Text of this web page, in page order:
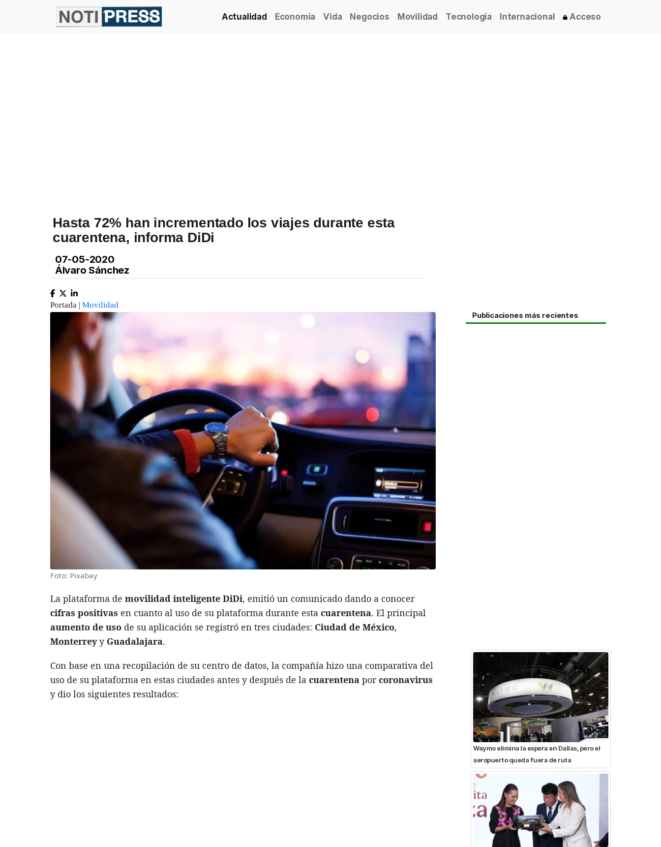
Actualidad Economía Vida Negocios Movilidad Tecnología Internacional Acceso
Hasta 72% han incrementado los viajes durante esta
cuarentena, informa DiDi
07-05-2020
Álvaro Sánchez
Portada | Movilidad
Foto: Pixabay
La plataforma de movilidad inteligente DiDi, emitió un comunicado dando a conocer
cifras positivas en cuanto al uso de su plataforma durante esta cuarentena. El principal
aumento de uso de su aplicación se registró en tres ciudades: Ciudad de México,
Monterreyy Guadalajara.
Con base en una recopilación de su centro de datos, la compañía hizo una comparativa del
uso de su plataforma en estas ciudades antes y después de la cuarentena porcoronavirus
y dio los siguientes resultados:
Publicaciones más recientes
Waymo elimina la espera en Dallas, pero el
aeropuerto queda fuera de ruta